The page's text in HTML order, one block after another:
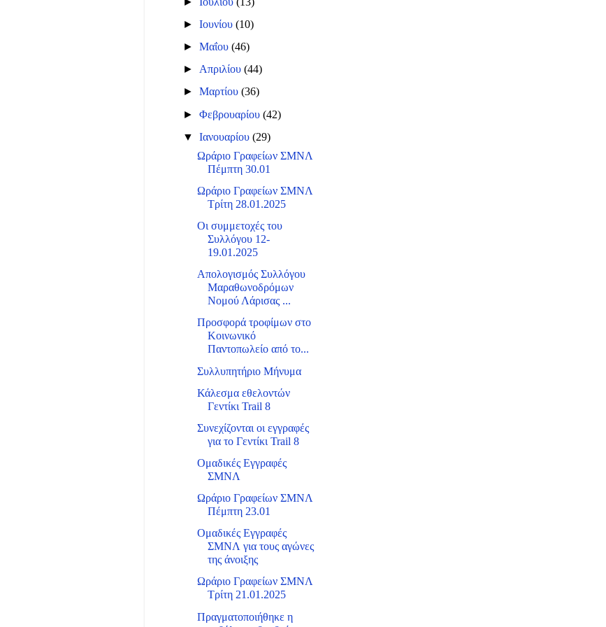
►Ιουνίου(10)
►Μαΐου(46)
► Απριλίου(44)
►Μαρτίου(36)
►Φεβρουαρίου(42)
▼Ιανουαρίου(29)
Ωράριο Γραφείων ΣΜΝΛ
Πέμπτη 30.01
Ωράριο Γραφείων ΣΜΝΛ
Τρίτη 28.01.2025
Οι συμμετοχές του
Συλλόγου 12-
19.01.2025
Απολογισμός Συλλόγου
Μαραθωνοδρόμων
Νομού Λάρισας ...
Προσφορά τροφίμων στο
Κοινωνικό
Παντοπωλείο από το...
Συλλυπητήριο Μήνυμα
Κάλεσμα εθελοντών
Γεντίκι Trail 8
Συνεχίζονται οι εγγραφές
για το Γεντίκι Trail 8
Ομαδικές Εγγραφές
ΣΜΝΛ
Ωράριο Γραφείων ΣΜΝΛ
Πέμπτη 23.01
Ομαδικές Εγγραφές
ΣΜΝΛ για τους αγώνες
της άνοιξης
Ωράριο Γραφείων ΣΜΝΛ
Τρίτη 21.01.2025
Πραγματοποιήθηκε η